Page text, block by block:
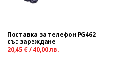
Поставка за телефон PG462
със зареждане
20,45 € / 40,00лв.